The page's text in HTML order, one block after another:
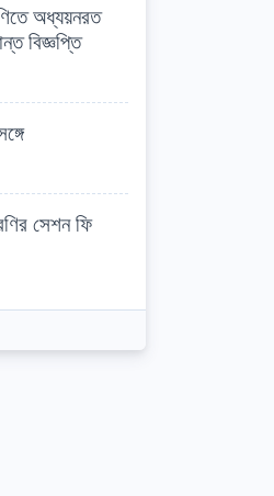
অধ্যয়নরত
বিজ্ঞপ্তি
সেশন ফি